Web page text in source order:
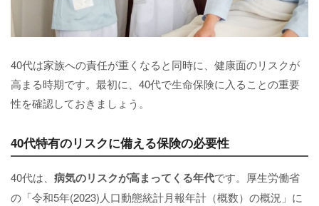
40代は家族への責任が重くなると同時に、健康面のリスクが
高まる時期です。最初に、40代で生命保険に入ることの重要
性を確認しておきましょう。
40代特有のリスクに備える保険の必要性
40代は、 病気のリスクが高まってくる年代です。厚生労働省
の「令和5年(2023)人口動態統計月報年計（概数）の概況」に